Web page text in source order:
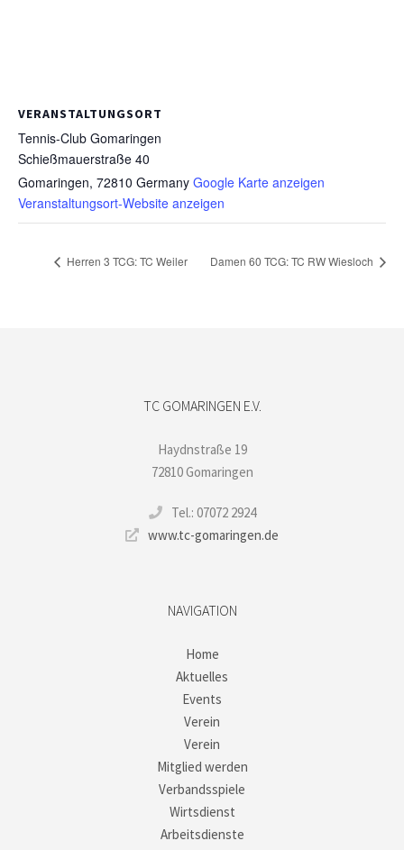
VERANSTALTUNGSORT
Tennis-Club Gomaringen
Schießmauerstraße 40
Gomaringen, 72810 Germany Google Karte anzeigen
Veranstaltungsort-Website anzeigen
Herren 3 TCG: TC Weiler Damen 60 TCG: TC RW Wiesloch
TC GOMARINGEN E.V.
Haydnstraße 19
72810 Gomaringen
Tel.: 07072 2924
www.tc-gomaringen.de
NAVIGATION
Home
Aktuelles
Events
Verein
Verein
Mitglied werden
Verbandsspiele
Wirtsdienst
Arbeitsdienste